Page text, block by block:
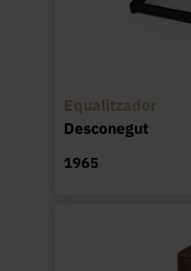
Equalitzador
Desconegut
1965